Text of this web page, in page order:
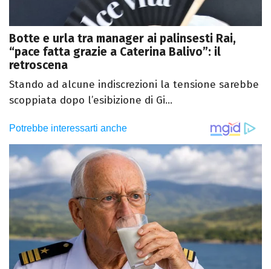
Botte e urla tra manager ai palinsesti Rai,
“pace fatta grazie a Caterina Balivo”: il
retroscena
Stando ad alcune indiscrezioni la tensione sarebbe
scoppiata dopo l’esibizione di Gi...